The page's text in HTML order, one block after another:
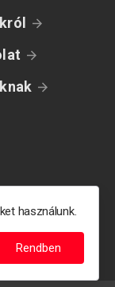
használunk.
Rendben